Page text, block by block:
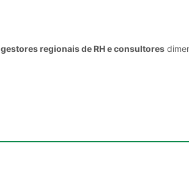
gestores regionais de RH e consultores